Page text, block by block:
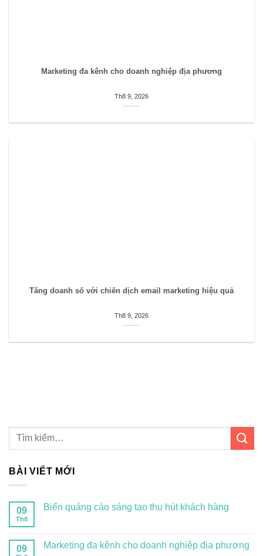
Marketing đa kênh cho doanh nghiệp địa phương
Th8 9, 2026
Tăng doanh số với chiến dịch email marketing hiệu quả
Th8 9, 2026
BÀI VIẾT MỚI
09
Th8
Biển quảng cáo sáng tạo thu hút khách hàng
09 Marketing đa kênh cho doanh nghiệp địa phương